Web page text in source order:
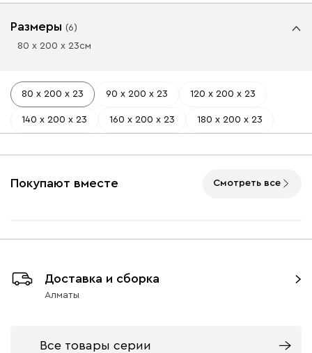
Размеры (6)
80 х 200 х 23см
80 х 200 х 23 90 х 200 х 23 120 х 200 х 23
140 х 200 х 23 160 х 200 х 23 180 х 200 х 23
Покупают вместе Смотреть все
Доставка и сборка
Алматы
Все товары серии